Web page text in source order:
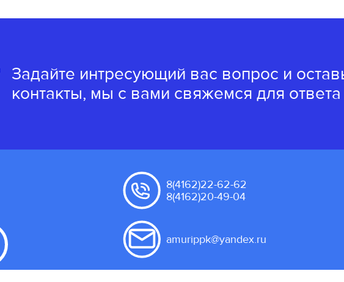
Задайте интресующий вас вопрос и
контакты, мы с вами свяжемся для ответа
8(4162)22-62-62
8(4162)20-49-04
amurippk@yandex.ru